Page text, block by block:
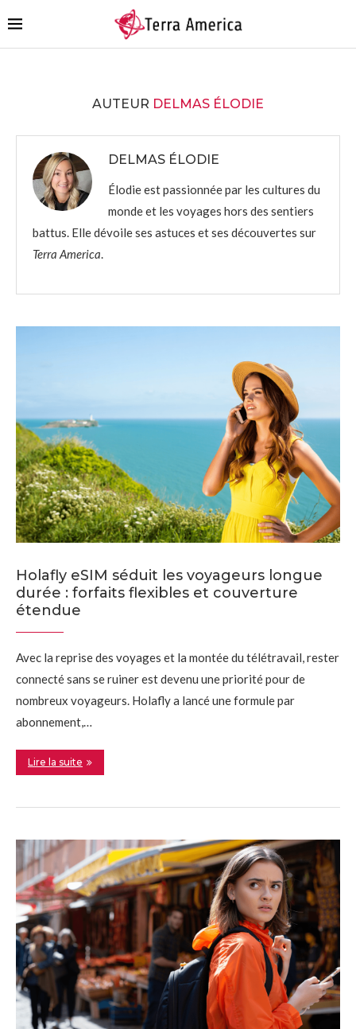
AUTEUR DELMAS ÉLODIE
DELMAS ÉLODIE
Élodie est passionnée par les cultures du
monde et les voyages hors des sentiers
battus. Elle dévoile ses astuces et ses découvertes sur
Terra America.
Holafly eSIM séduit les voyageurs longue
durée : forfaits flexibles et couverture
étendue
Avec la reprise des voyages et la montée du télétravail, rester
connecté sans se ruiner est devenu une priorité pour de
nombreux voyageurs. Holafly a lancé une formule par
abonnement,…
Lire la suite